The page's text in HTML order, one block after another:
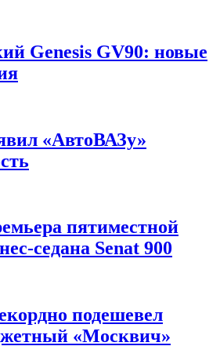
Genesis GV90: новые
«АвтоВАЗу»
пятиместной
седана Senat 900
подешевел
«Москвич»